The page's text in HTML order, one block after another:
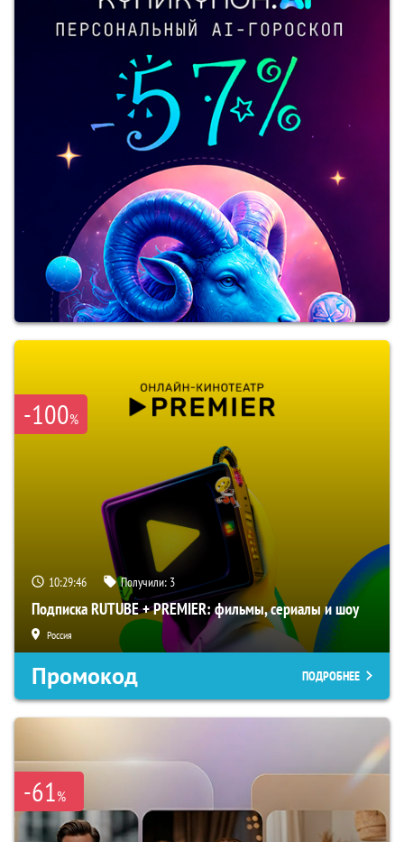
-100%
10:29:45 Получили: 3
Подписка RUTUBE + PREMIER: фильмы, сериалы и шоу
Россия
Промокод ПОДРОБНЕЕ
-61%